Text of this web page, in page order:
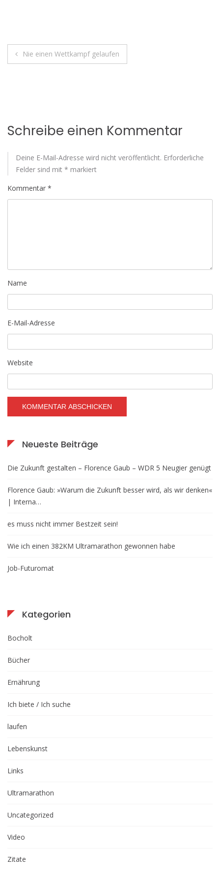
Beitragsnavigation
Nie einen Wettkampf gelaufen
Schreibe einen Kommentar
Deine E-Mail-Adresse wird nicht veröffentlicht. Erforderliche
Felder sind mit * markiert
Kommentar *
Name
E-Mail-Adresse
Website
Neueste Beiträge
Die Zukunft gestalten – Florence Gaub – WDR 5 Neugier genügt
Florence Gaub: »Warum die Zukunft besser wird, als wir denken«
| Interna…
es muss nicht immer Bestzeit sein!
Wie ich einen 382KM Ultramarathon gewonnen habe
Job-Futuromat
Kategorien
Bocholt
Bücher
Ernährung
Ich biete / Ich suche
laufen
Lebenskunst
Links
Ultramarathon
Uncategorized
Video
Zitate